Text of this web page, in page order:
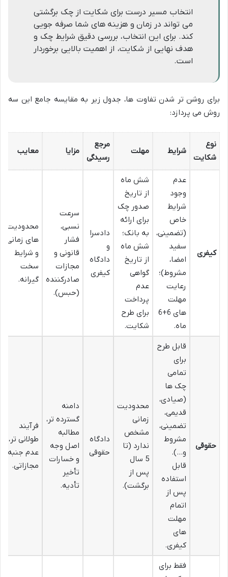
انتخاب مسیر درست برای شکایت از چک برگشتی
می تواند در زمان و هزینه های شما صرفه جویی
کند. برای این انتخاب، بررسی دقیق شرایط چک و
هدف نهایی از شکایت، از اهمیت بالایی برخوردار
است.
برای روشن تر شدن تفاوت ها، جدول زیر به مقایسه جامع این سه
روش می پردازد:
نوع
شکایت
شرایط مهلت
مرجع
رسیدگی
مزایا معایب
کیفری
عدم
وجود
شرایط
خاص
(تضمینی،
سفید
امضا،
مشروط)؛
رعایت
مهلت
های 6+6
ماه.
شش ماه
از تاریخ
صدور چک
برای ارائه
به بانک؛
شش ماه
از تاریخ
گواهی
عدم
پرداخت
برای طرح
شکایت.
دادسرا
و
دادگاه
کیفری
سرعت
نسبی،
فشار
قانونی و
مجازات
صادرکننده
(حبس).
محدودیت
های زمانی
و شرایط
سخت
گیرانه.
حقوقی
قابل طرح
برای
تمامی
چک ها
(صیادی،
قدیمی،
تضمینی،
مشروط
و…).
قابل
استفاده
پس از
اتمام
مهلت
های
کیفری.
محدودیت
زمانی
مشخص
ندارد (تا
5 سال
پس از
برگشت).
دادگاه
حقوقی
دامنه
گسترده تر،
مطالبه
اصل وجه
و خسارات
تأخیر
تأدیه.
فرآیند
طولانی تر،
عدم جنبه
مجازاتی.
فقط برای